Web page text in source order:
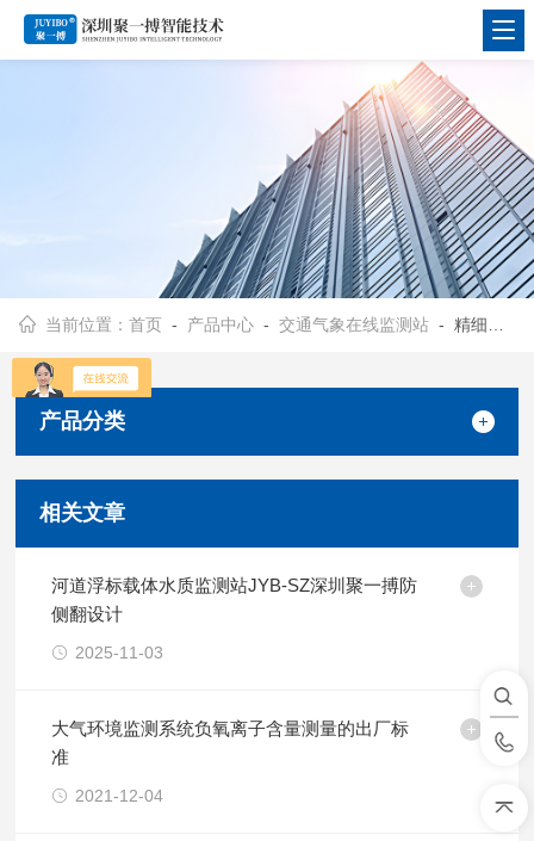
当前位置：首页 - 产品中心 -交通气象在线监测站 - 精细化公路气象服务系统
产品分类
相关文章
河道浮标载体水质监测站JYB-SZ深圳聚一搏防
侧翻设计
2025-11-03
大气环境监测系统负氧离子含量测量的出厂标
准
2021-12-04